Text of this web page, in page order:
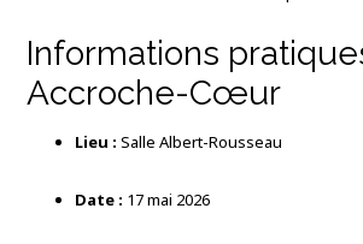
Informations
Accroche-Cœur
Lieu : Salle Albert-Rousseau
Date : 17 mai 2026